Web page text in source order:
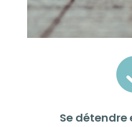
Se détendre